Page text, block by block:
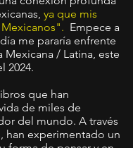
ya que mis
Empece a
me pararía enfrente
Mexicana / Latina, este
2024.
que han
de miles de
del mundo. A través
han experimentado un